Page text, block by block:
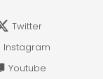
Twitter
Instagram
Youtube